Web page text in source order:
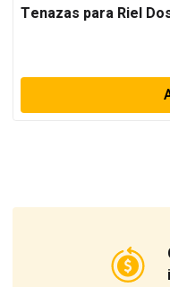
Tenazas para Riel